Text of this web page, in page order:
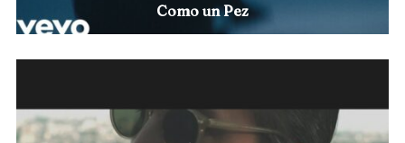
Como un Pez